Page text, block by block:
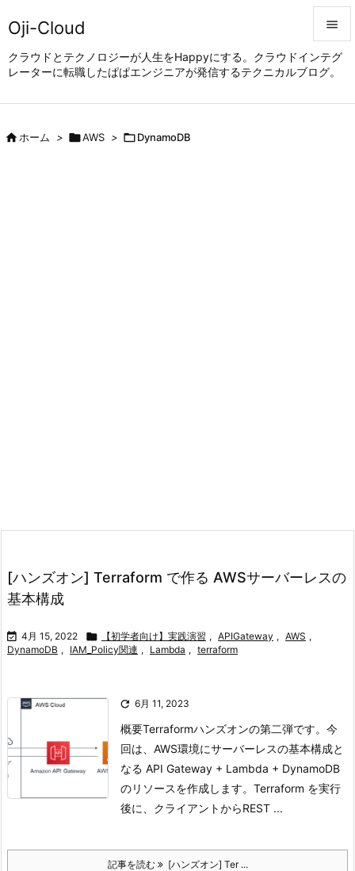
Oji-Cloud
クラウドとテクノロジーが人生をHappyにする。クラウドインテグ
レーターに転職したぱぱエンジニアが発信するテクニカルブログ。


メニュ
ホーム > AWS > DynamoDB
[ハンズオン] Terraform で作る AWSサーバーレスの
基本構成
 4月 15, 2022  【初学者向け】実践演習 , APIGateway , AWS ,
DynamoDB , IAM_Policy関連 , Lambda , terraform
 6月 11, 2023
概要Terraformハンズオンの第二弾です。今
回は、AWS環境にサーバーレスの基本構成と
なる API Gateway + Lambda + DynamoDB
のリソースを作成します。Terraform を実行
後に、クライアントからREST ...
記事を読む [ハンズオン] Ter ...